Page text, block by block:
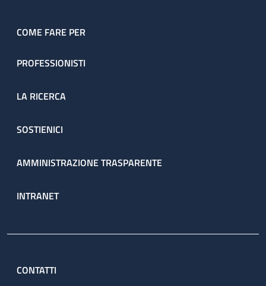
COME FARE PER
PROFESSIONISTI
LA RICERCA
SOSTIENICI
AMMINISTRAZIONE TRASPARENTE
INTRANET
CONTATTI